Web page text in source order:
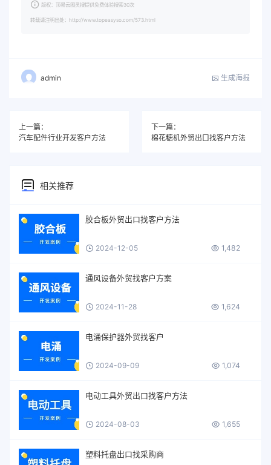
版权：顶易云图灵搜提供免费体验搜索30次
转载请注明出处：http://www.topeasyso.com/573.html
admin 生成海报
上一篇：
汽车配件行业开发客户方法
下一篇：
棉花糖机外贸出口找客户方法
相关推荐
胶合板外贸出口找客户方法
2024-12-05 1,482
通风设备外贸找客户方案
2024-11-28 1,624
电涌保护器外贸找客户
2024-09-09 1,074
电动工具外贸出口找客户方法
2024-08-03 1,655
塑料托盘出口找采购商